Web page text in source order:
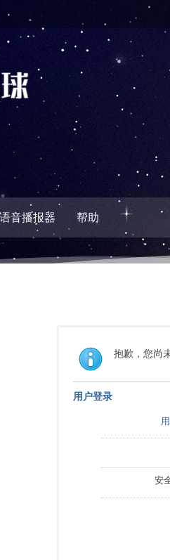
语音播报器 帮助
抱歉，您尚
用户登录
安